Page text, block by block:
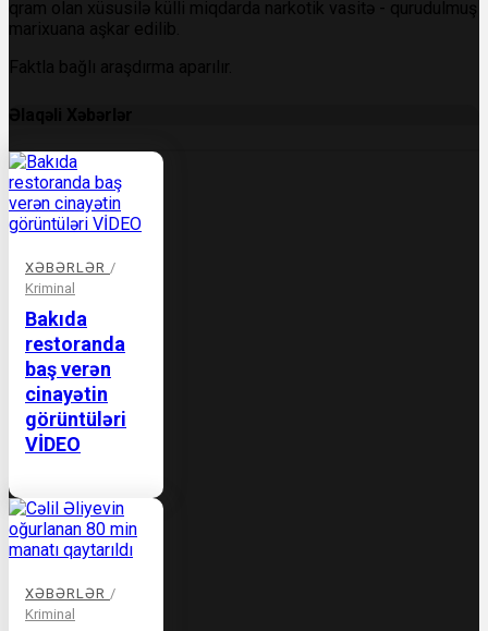
qram olan xüsusilə külli miqdarda narkotik vasitə - qurudulmuş
marixuana aşkar edilib.
Faktla bağlı araşdırma aparılır.
Əlaqəli Xəbərlər
XƏBƏRLƏR /
Kriminal
Bakıda
restoranda
baş verən
cinayətin
görüntüləri
VİDEO
XƏBƏRLƏR /
Kriminal